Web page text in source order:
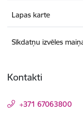
Lapas karte
Sīkdatņu izvēles
Kontakti
+371 67063800